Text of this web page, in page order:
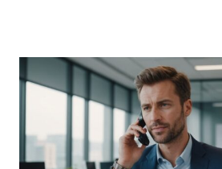
NOUVELLES
PERSPECTIVES
DE
FORMATION
POUR
LES
PROFESSIONS